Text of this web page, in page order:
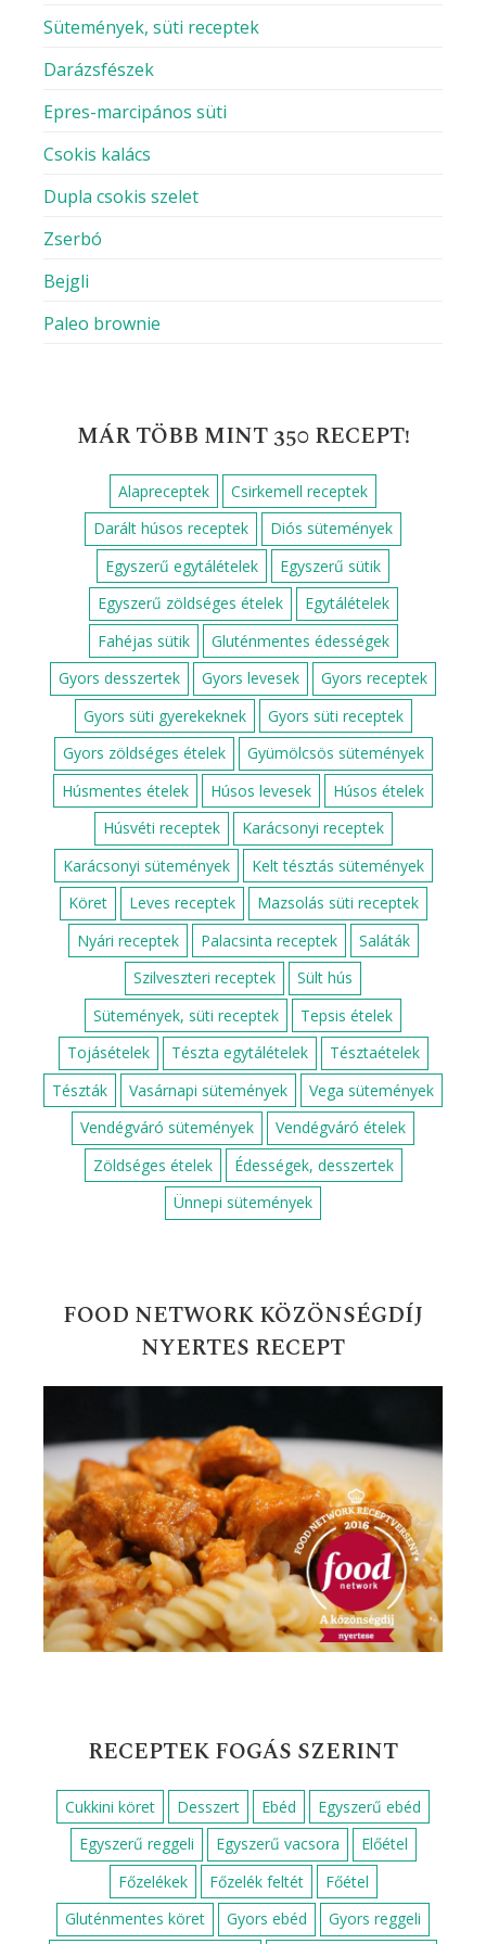
Sütemények, süti receptek
Darázsfészek
Epres-marcipános süti
Csokis kalács
Dupla csokis szelet
Zserbó
Bejgli
Paleo brownie
MÁR TÖBB MINT 350 RECEPT!
Alapreceptek
Csirkemell receptek
Darált húsos receptek
Diós sütemények
Egyszerű egytálételek
Egyszerű sütik
Egyszerű zöldséges ételek
Egytálételek
Fahéjas sütik
Gluténmentes édességek
Gyors desszertek
Gyors levesek
Gyors receptek
Gyors süti gyerekeknek
Gyors süti receptek
Gyors zöldséges ételek
Gyümölcsös sütemények
Húsmentes ételek
Húsos levesek
Húsos ételek
Húsvéti receptek
Karácsonyi receptek
Karácsonyi sütemények
Kelt tésztás sütemények
Köret
Leves receptek
Mazsolás süti receptek
Nyári receptek
Palacsinta receptek
Saláták
Szilveszteri receptek
Sült hús
Sütemények, süti receptek
Tepsis ételek
Tojásételek
Tészta egytálételek
Tésztaételek
Tészták
Vasárnapi sütemények
Vega sütemények
Vendégváró sütemények
Vendégváró ételek
Zöldséges ételek
Édességek, desszertek
Ünnepi sütemények
FOOD NETWORK KÖZÖNSÉGDÍJ
NYERTES RECEPT
RECEPTEK FOGÁS SZERINT
Cukkini köret Desszert Ebéd
Egyszerű ebéd
Egyszerű reggeli
Egyszerű vacsora
Előétel
Főzelékek
Főzelék feltét
Főétel
Gluténmentes köret
Gyors ebéd
Gyors reggeli